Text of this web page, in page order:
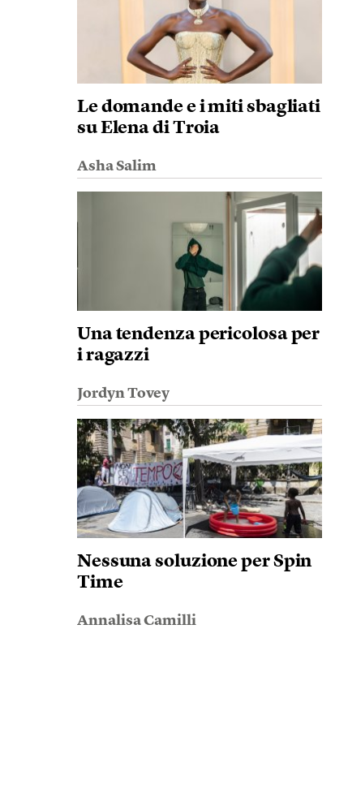
Le domande e i miti sbagliati
su Elena di Troia
Asha Salim
Una tendenza pericolosa per
i ragazzi
Jordyn Tovey
Nessuna soluzione per Spin
Time
Annalisa Camilli